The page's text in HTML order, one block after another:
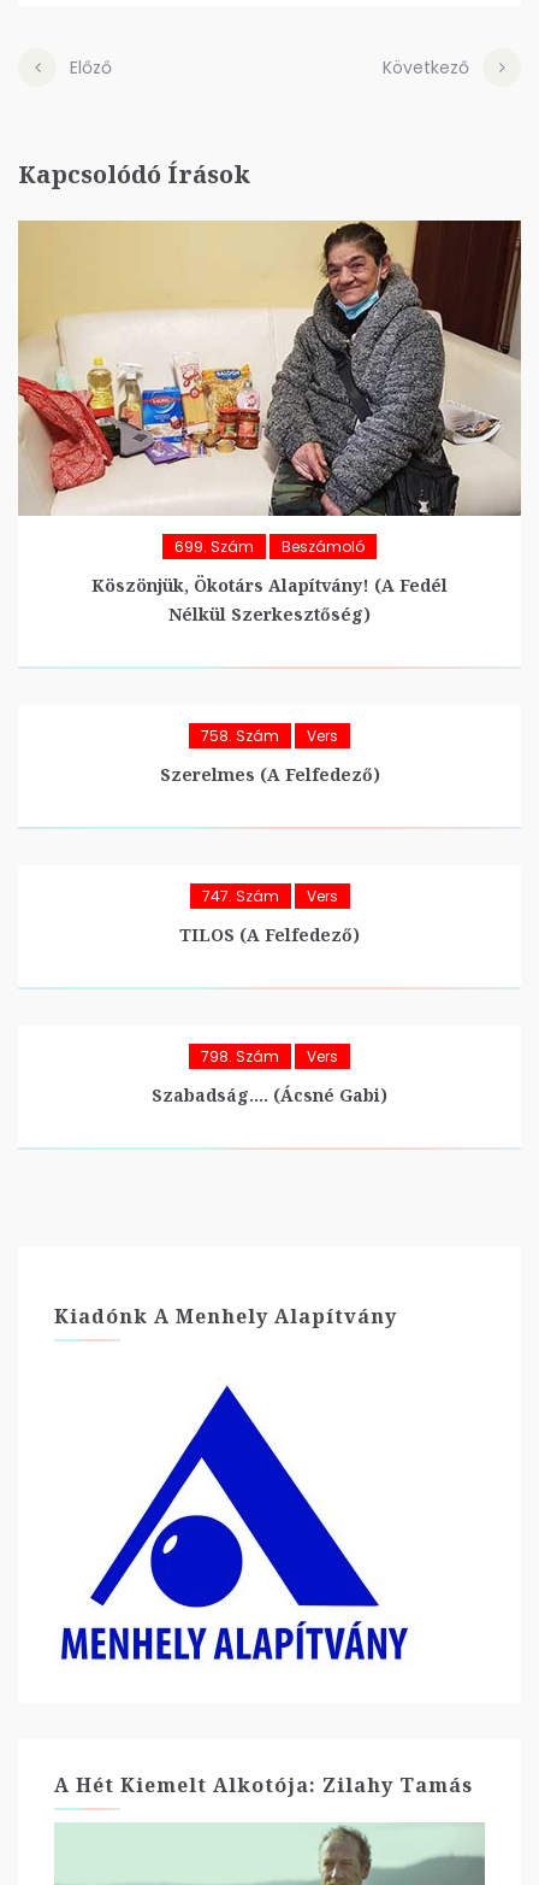
Előző Következő
Kapcsolódó Írások
699. Szám Beszámoló
Köszönjük, Ökotárs Alapítvány! (A Fedél
Nélkül Szerkesztőség)
758. Szám Vers
Szerelmes (A Felfedező)
747. Szám Vers
TILOS (A Felfedező)
798. Szám Vers
Szabadság…. (Ácsné Gabi)
Kiadónk A Menhely Alapítvány
A Hét Kiemelt Alkotója: Zilahy Tamás